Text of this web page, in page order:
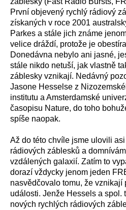
První objevený rychlý rádiový
získaných v roce 2001
Parkes a stále jich známe
velice dráždí, protože je
Donedávna nebylo ani jasné,
stále nikdo netuší, jak vlastně
záblesky vznikají. Nedávný
Jasone Hesselse z
institutu a Amsterdamské
časopisu Nature, do toho
spíše naopak.
Až do této chvíle jsme ulovili
rádiových záblesků a
vzdálených galaxií. Zatím to
dorazí vždycky jenom jeden
nasvědčovalo tomu, že vznikají
události. Jenže Hessels a spol.
nových rychlých rádiových